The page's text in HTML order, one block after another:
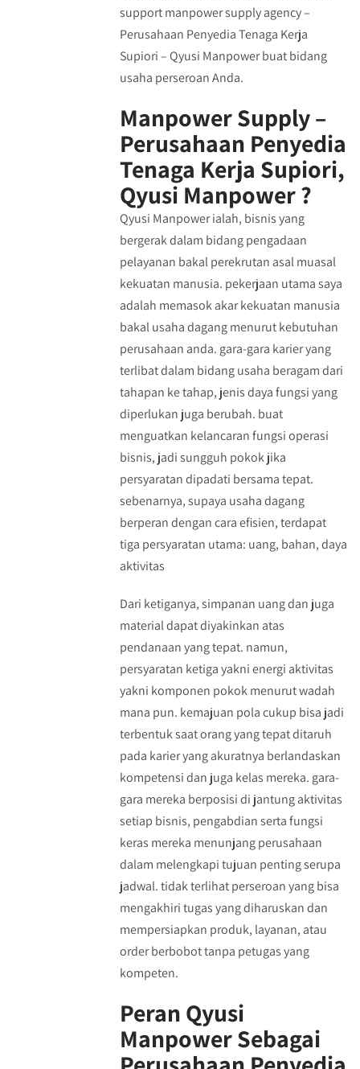
support manpower supply agency –
Perusahaan Penyedia Tenaga Kerja
Supiori – Qyusi Manpower buat bidang
usaha perseroan Anda.
Manpower Supply –
Perusahaan Penyedia
Tenaga Kerja Supiori,
Qyusi Manpower ?
Qyusi Manpower ialah, bisnis yang
bergerak dalam bidang pengadaan
pelayanan bakal perekrutan asal muasal
kekuatan manusia. pekerjaan utama saya
adalah memasok akar kekuatan manusia
bakal usaha dagang menurut kebutuhan
perusahaan anda. gara-gara karier yang
terlibat dalam bidang usaha beragam dari
tahapan ke tahap, jenis daya fungsi yang
diperlukan juga berubah. buat
menguatkan kelancaran fungsi operasi
bisnis, jadi sungguh pokok jika
persyaratan dipadati bersama tepat.
sebenarnya, supaya usaha dagang
berperan dengan cara efisien, terdapat
tiga persyaratan utama: uang, bahan, daya
aktivitas
Dari ketiganya, simpanan uang dan juga
material dapat diyakinkan atas
pendanaan yang tepat. namun,
persyaratan ketiga yakni energi aktivitas
yakni komponen pokok menurut wadah
mana pun. kemajuan pola cukup bisa jadi
terbentuk saat orang yang tepat ditaruh
pada karier yang akuratnya berlandaskan
kompetensi dan juga kelas mereka. gara-
gara mereka berposisi di jantung aktivitas
setiap bisnis, pengabdian serta fungsi
keras mereka menunjang perusahaan
dalam melengkapi tujuan penting serupa
jadwal. tidak terlihat perseroan yang bisa
mengakhiri tugas yang diharuskan dan
mempersiapkan produk, layanan, atau
order berbobot tanpa petugas yang
kompeten.
Peran Qyusi
Manpower Sebagai